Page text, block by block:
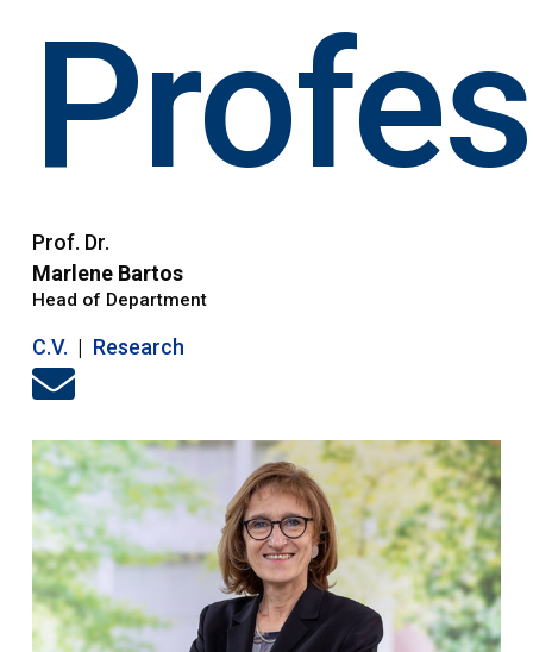
Prof. Dr.
Marlene Bartos
Head of Department
C.V. | Research